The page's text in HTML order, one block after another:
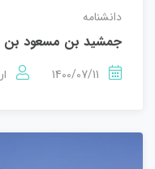
دانشنامه
جمشید بن مسعود بن
1400/07/11